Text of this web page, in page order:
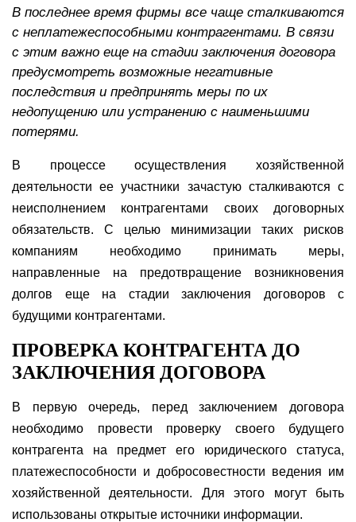
В последнее время фирмы все чаще сталкиваются
с неплатежеспособными контрагентами. В связи
с этим важно еще на стадии заключения договора
предусмотреть возможные негативные
последствия и предпринять меры по их
недопущению или устранению с наименьшими
потерями.
В процессе осуществления хозяйственной
деятельности ее участники зачастую сталкиваются с
неисполнением контрагентами своих договорных
обязательств. С целью минимизации таких рисков
компаниям необходимо принимать меры,
направленные на предотвращение возникновения
долгов еще на стадии заключения договоров с
будущими контрагентами.
ПРОВЕРКА КОНТРАГЕНТА ДО
ЗАКЛЮЧЕНИЯ ДОГОВОРА
В первую очередь, перед заключением договора
необходимо провести проверку своего будущего
контрагента на предмет его юридического статуса,
платежеспособности и добросовестности ведения им
хозяйственной деятельности. Для этого могут быть
использованы открытые источники информации.